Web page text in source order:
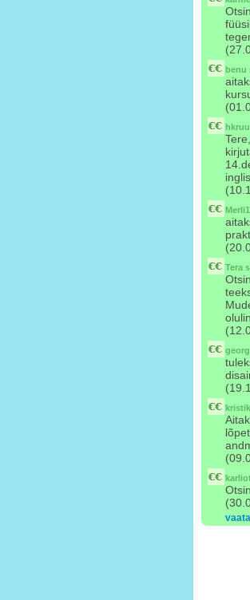
benu
Tera
kristik